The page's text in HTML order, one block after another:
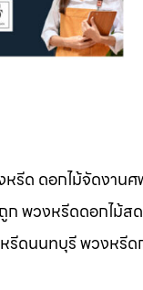
รีด ดอกไม้จัดงาน
ก พวงหรีดดอกไม้
หรีดนนทบุรี พวงห